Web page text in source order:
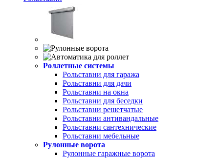
Роллетные системы
Рольставни для гаража
Рольставни для дачи
Рольставни на окна
Рольставни для беседки
Рольставни решетчатые
Рольставни антивандальные
Рольставни сантехнические
Рольставни мебельные
Рулонные ворота
Рулонные гаражные ворота